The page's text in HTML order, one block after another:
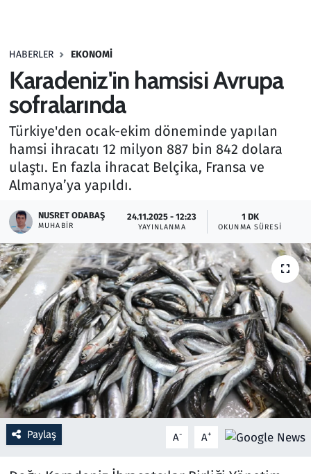
HABERLER EKONOMI
Karadeniz'in hamsisi Avrupa
sofralarında
Türkiye'den ocak-ekim döneminde yapılan
hamsi ihracatı 12 milyon 887 bin 842 dolara
ulaştı. En fazla ihracat Belçika, Fransa ve
Almanya’ya yapıldı.
NUSRET ODABAŞ
MUHABIR
24.11.2025 - 12:23
YAYINLANMA
1 DK
OKUNMA SÜRESI
Paylaş A- A+
Haber
Kültür Sanat
Kurumsal Haberler
Lezzet Durağı
Oyun
Ramazan
Resmi İlanlar
Rüya Tabirleri
Sağlık
Savunma Sanayi